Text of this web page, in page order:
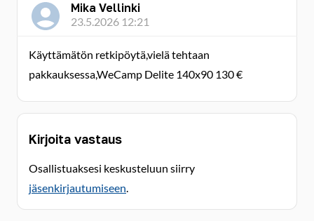
Mika Vellinki
23.5.2026 12:21
Käyttämätön retkipöytä,vielä tehtaan
pakkauksessa,WeCamp Delite 140x90 130 €
Kirjoita vastaus
Osallistuaksesi keskusteluun siirry
jäsenkirjautumiseen.